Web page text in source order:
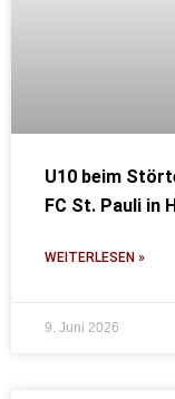
U10 beim
FC St. Pauli in
WEITERLESEN »
9. Juni 2026